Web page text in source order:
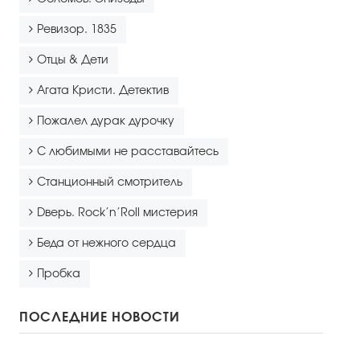
Ревизор. 1835
Отцы & Дети
Агата Кристи. Детектив
Пожалел дурак дурочку
С любимыми не расставайтесь
Станционный смотритель
Dверь. Rock’n’Roll мистерия
Беда от нежного сердца
Пробка
ПОСЛЕДНИЕ НОВОСТИ